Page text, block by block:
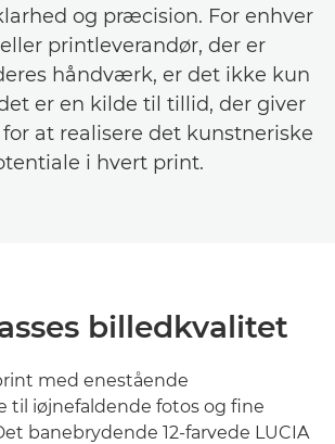
og præcision. For enhver
printleverandør, der er
håndværk, er det ikke kun
er en kilde til tillid, der giver
at realisere det kunstneriske
i hvert print.
billedkvalitet
med enestående
til iøjnefaldende fotos og fine
banebrydende 12-farvede LUCIA